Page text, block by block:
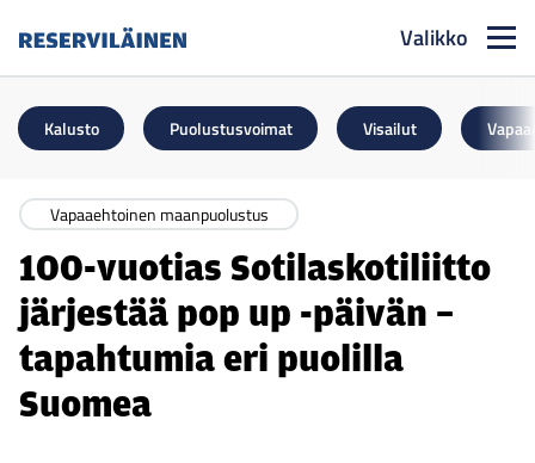
Valikko
Kalusto Puolustusvoimat Visailut
Vapaaehtoinen maanpuolustus
100-vuotias Sotilaskotiliitto
järjestää pop up -päivän –
tapahtumia eri puolilla
Suomea